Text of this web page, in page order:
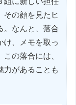
その顔を見たヒ
。なんと、落合
け、メモを取っ
の落合には、
力があることも